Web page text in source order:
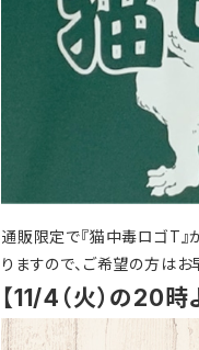
通販限定で『猫中毒ロゴT
りますので、ご希望の方はお
【11/4（火）の20